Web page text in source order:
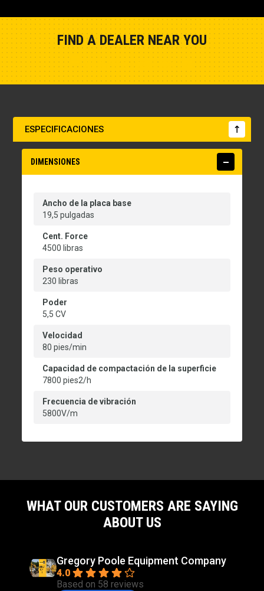
FIND A DEALER NEAR YOU
ESPECIFICACIONES
DIMENSIONES
Ancho de la placa base
19,5 pulgadas
Cent. Force
4500 libras
Peso operativo
230 libras
Poder
5,5 CV
Velocidad
80 pies/min
Capacidad de compactación de la superficie
7800 pies2/h
Frecuencia de vibración
5800V/m
WHAT OUR CUSTOMERS ARE SAYING
ABOUT US
Gregory Poole Equipment Company
4.0
Based on 58 reviews